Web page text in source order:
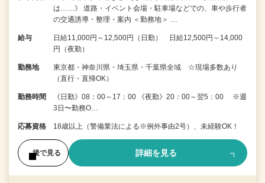
は……》 道路・イベント会場・駐車場などでの、車や歩行者
の交通誘導・整理・案内 ＜勤務地＞ …
給与
日給11,000円～12,500円（日勤） 日給12,500円～14,000
円（夜勤）
勤務地
東京都・神奈川県・埼玉県・千葉県全域 ☆現場多数あり
（直行・直帰OK）
勤務時間
《日勤》08：00～17：00 《夜勤》20：00～翌5：00 ※週
3日〜勤務O…
応募資格 18歳以上（警備業法による※例外事由2号）、未経験OK！
後で見る 詳細を見る